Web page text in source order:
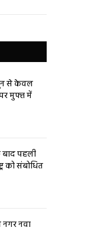
से केवल
मुफ्त में
पहली
को संबोधित
नवा